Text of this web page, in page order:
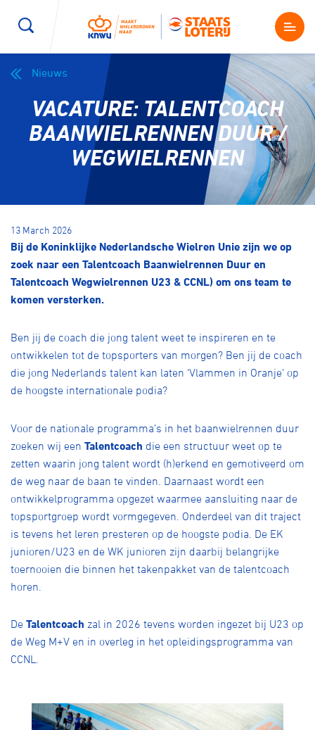
Kenniscentrum
Magazine
Shop
Producten en diensten
Contact
Nieuws
VACATURE: TALENTCOACH
BAANWIELRENNEN DUUR /
WEGWIELRENNEN
13 March 2026
Bij de Koninklijke Nederlandsche Wielren Unie zijn we op
zoek naar een Talentcoach Baanwielrennen Duur en
Talentcoach Wegwielrennen U23 & CCNL) om ons team te
komen versterken.
Ben jij de coach die jong talent weet te inspireren en te
ontwikkelen tot de topsporters van morgen? Ben jij de coach
die jong Nederlands talent kan laten ‘Vlammen in Oranje’ op
de hoogste internationale podia?
Voor de nationale programma’s in het baanwielrennen duur
zoeken wij een Talentcoach die een structuur weet op te
zetten waarin jong talent wordt (h)erkend en gemotiveerd om
de weg naar de baan te vinden. Daarnaast wordt een
ontwikkelprogramma opgezet waarmee aansluiting naar de
topsportgroep wordt vormgegeven. Onderdeel van dit traject
is tevens het leren presteren op de hoogste podia. De EK
junioren/U23 en de WK junioren zijn daarbij belangrijke
toernooien die binnen het takenpakket van de talentcoach
horen.
De Talentcoach zal in 2026 tevens worden ingezet bij U23 op
de Weg M+V en in overleg in het opleidingsprogramma van
CCNL.
Wegwielrennen Mountainbiken
E-Racing
Kunstwielrijden ID-Cycling
BMX freestyle Gravel
Veldrijden
Pumptrack Fixed gear